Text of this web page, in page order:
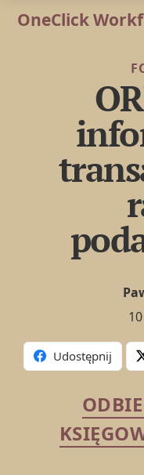
OneClick
Udostępnij